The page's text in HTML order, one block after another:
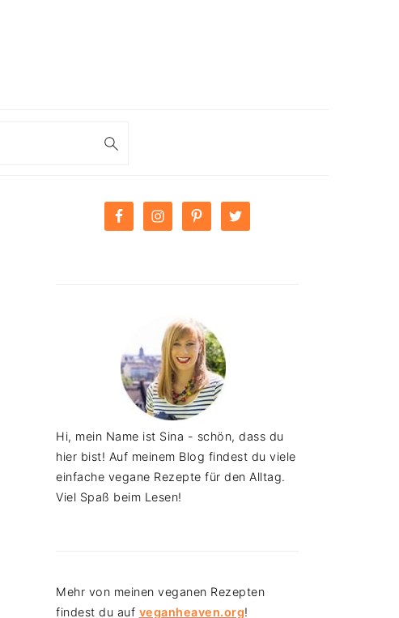
PRIMARY
SIDEBAR
Hi, mein Name ist Sina - schön, dass du
hier bist! Auf meinem Blog findest du viele
einfache vegane Rezepte für den Alltag.
Viel Spaß beim Lesen!
Mehr von meinen veganen Rezepten
findest du auf veganheaven.org!